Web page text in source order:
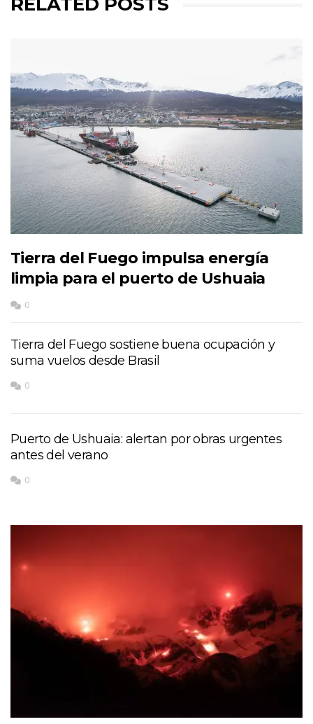
Tierra del Fuego impulsa energía
limpia para el puerto de Ushuaia
0
Tierra del Fuego sostiene buena ocupación y
suma vuelos desde Brasil
0
Puerto de Ushuaia: alertan por obras urgentes
antes del verano
0